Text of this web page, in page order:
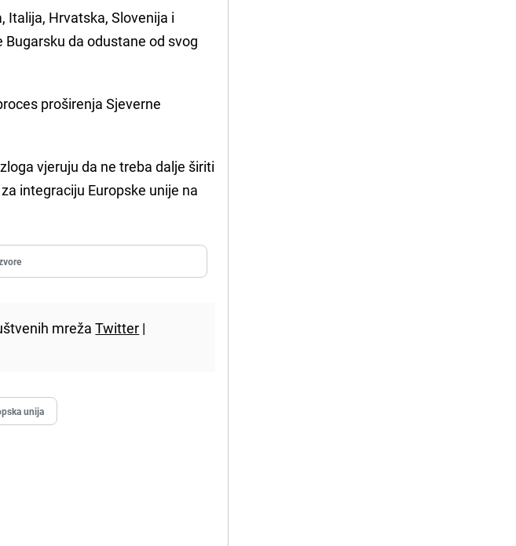
Italija, Hrvatska, Slovenija i
da odustane od svog
proširenja Sjeverne
vjeruju da ne treba dalje širiti
integraciju Europske unije na
mrežaTwitter |
unija